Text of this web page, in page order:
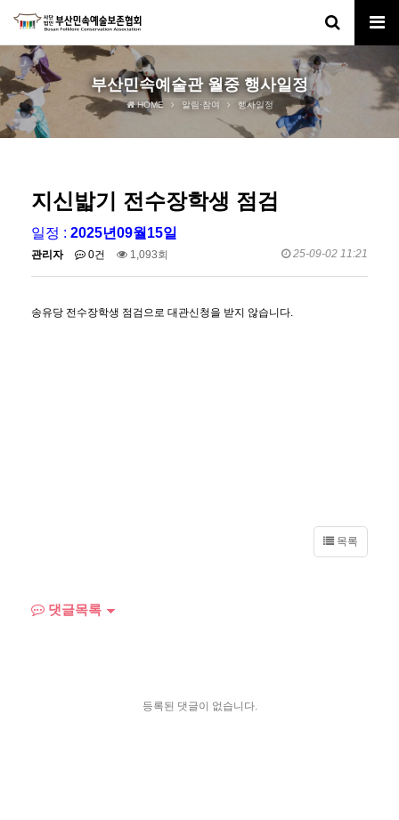
부산민속예술관 월중 행사일정
HOME 알림·참여 행사일정
지신밟기 전수장학생 점검
일정 : 2025년09월15일
관리자 0건 1,093회 25-09-02 11:21
송유당 전수장학생 점검으로 대관신청을 받지 않습니다.
목록
댓글목록
등록된 댓글이 없습니다.